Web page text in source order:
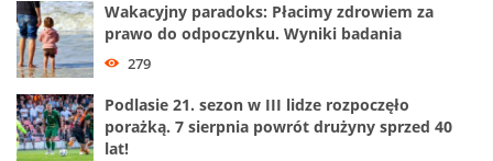
Wakacyjny paradoks: Płacimy zdrowiem za
prawo do odpoczynku. Wyniki badania
279
Podlasie 21. sezon w III lidze rozpoczęło
porażką. 7 sierpnia powrót drużyny sprzed 40
lat!